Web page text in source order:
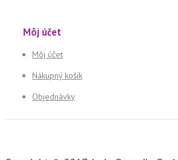
Môj účet
Môj účet
Nákupný košík
Objednávky